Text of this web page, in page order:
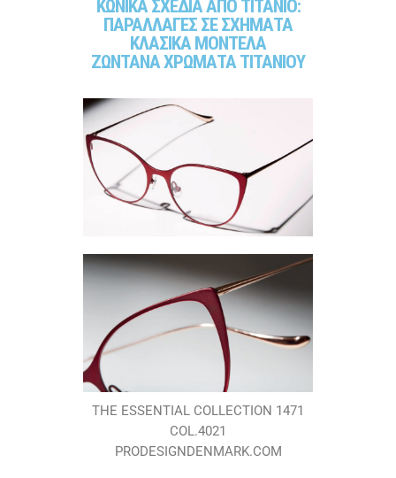
ΚΩΝΙΚΑ ΣΧΕΔΙΑ ΑΠΟ ΤΙΤΑΝΙΟ:
ΠΑΡΑΛΛΑΓΕΣ ΣΕ ΣΧΗΜΑΤΑ
ΚΛΑΣΙΚΑ ΜΟΝΤΕΛΑ
ΖΩΝΤΑΝΑ ΧΡΩΜΑΤΑ ΤΙΤΑΝΙΟΥ
THE ESSENTIAL COLLECTION 1471
COL.4021
PRODESIGNDENMARK.COM